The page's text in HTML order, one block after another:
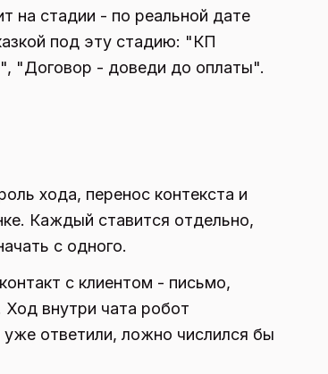
на стадии - по реальной дате
под эту стадию: "КП
"Договор - доведи до оплаты".
хода, перенос контекста и
Каждый ставится отдельно,
с одного.
с клиентом - письмо,
Ход внутри чата робот
ответили, ложно числился бы